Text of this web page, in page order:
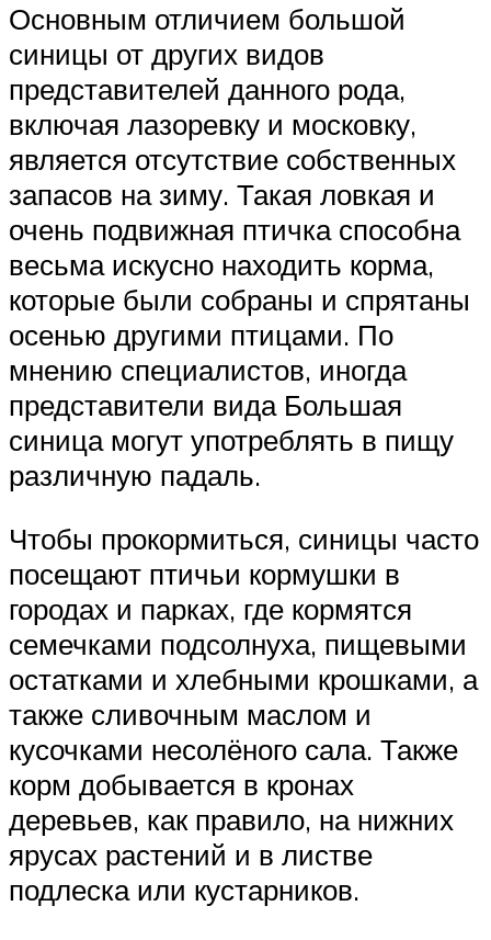
Основным отличием большой
синицы от других видов
представителей данного рода,
включая лазоревку и московку,
является отсутствие собственных
запасов на зиму. Такая ловкая и
очень подвижная птичка способна
весьма искусно находить корма,
которые были собраны и спрятаны
осенью другими птицами. По
мнению специалистов, иногда
представители вида Большая
синица могут употреблять в пищу
различную падаль.
Чтобы прокормиться, синицы часто
посещают птичьи кормушки в
городах и парках, где кормятся
семечками подсолнуха, пищевыми
остатками и хлебными крошками, а
также сливочным маслом и
кусочками несолёного сала. Также
корм добывается в кронах
деревьев, как правило, на нижних
ярусах растений и в листве
подлеска или кустарников.